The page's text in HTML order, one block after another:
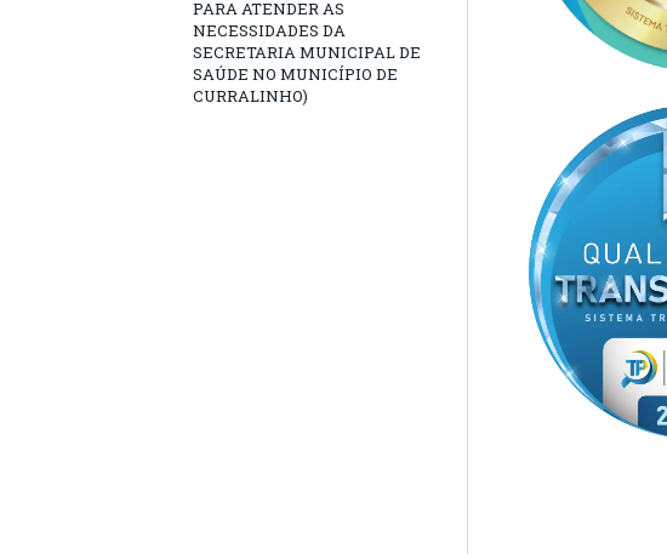
PARA ATENDER AS
NECESSIDADES DA
SECRETARIA MUNICIPAL DE
SAÚDE NO MUNICÍPIO DE
CURRALINHO)